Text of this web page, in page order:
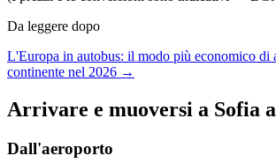
Da leggere dopo
L'Europa in autobus: il modo più economico di
continente nel 2026 →
Arrivare e muoversi a Sofia a
Dall'aeroporto